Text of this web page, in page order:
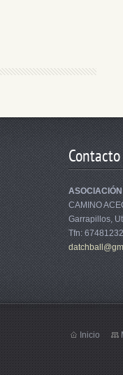
Contacto
CAMINO
Garrapillos,
Tfn:
datchbal
Inicio